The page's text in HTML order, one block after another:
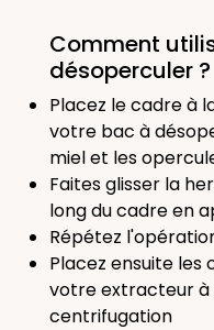
Comment
désoperculer ?
Placez le cadre à
votre bac à
miel et les
Faites glisser la
long du cadre en
Répétez
Placez ensuite les
votre extracteur à
centrifugation